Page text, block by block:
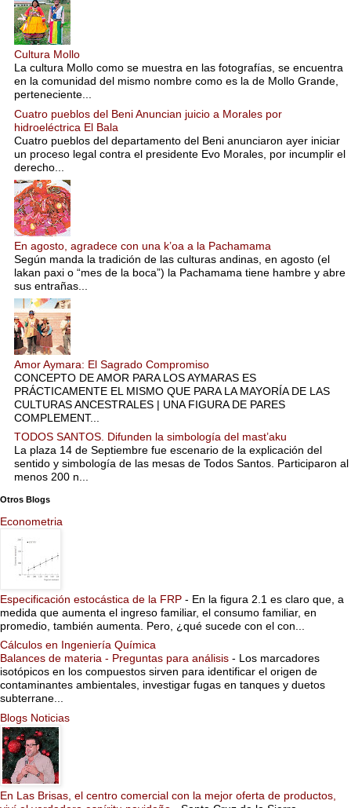
Cultura Mollo
La cultura Mollo como se muestra en las fotografías, se encuentra
en la comunidad del mismo nombre como es la de Mollo Grande,
perteneciente...
Cuatro pueblos del Beni Anuncian juicio a Morales por
hidroeléctrica El Bala
Cuatro pueblos del departamento del Beni anunciaron ayer iniciar
un proceso legal contra el presidente Evo Morales, por incumplir el
derecho...
En agosto, agradece con una k’oa a la Pachamama
Según manda la tradición de las culturas andinas, en agosto (el
lakan paxi o “mes de la boca”) la Pachamama tiene hambre y abre
sus entrañas...
Amor Aymara: El Sagrado Compromiso
CONCEPTO DE AMOR PARA LOS AYMARAS ES
PRÁCTICAMENTE EL MISMO QUE PARA LA MAYORÍA DE LAS
CULTURAS ANCESTRALES | UNA FIGURA DE PARES
COMPLEMENT...
TODOS SANTOS. Difunden la simbología del mast’aku
La plaza 14 de Septiembre fue escenario de la explicación del
sentido y simbología de las mesas de Todos Santos. Participaron al
menos 200 n...
Otros Blogs
Econometria
Especificación estocástica de la FRP - En la figura 2.1 es claro que, a
medida que aumenta el ingreso familiar, el consumo familiar, en
promedio, también aumenta. Pero, ¿qué sucede con el con...
Cálculos en Ingeniería Química
Balances de materia - Preguntas para análisis - Los marcadores
isotópicos en los compuestos sirven para identificar el origen de
contaminantes ambientales, investigar fugas en tanques y duetos
subterrane...
Blogs Noticias
En Las Brisas, el centro comercial con la mejor oferta de productos,